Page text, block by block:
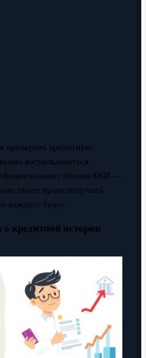
проверить кредитную
воспользоваться
официальными сайтами БКИ —
имеет право получить
каждого бюро.
кредитной истории